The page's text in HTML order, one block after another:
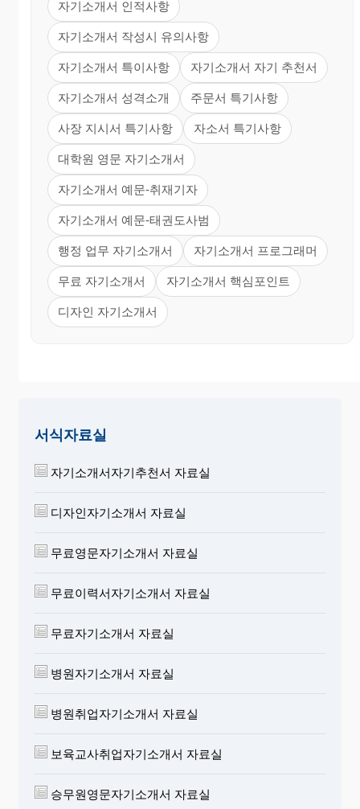
자기소개서 인적사항
자기소개서 작성시 유의사항
자기소개서 특이사항 자기소개서 자기 추천서
자기소개서 성격소개 주문서 특기사항
사장 지시서 특기사항 자소서 특기사항
대학원 영문 자기소개서
자기소개서 예문-취재기자
자기소개서 예문-태권도사범
행정 업무 자기소개서 자기소개서 프로그래머
무료 자기소개서 자기소개서 핵심포인트
디자인 자기소개서
서식자료실
자기소개서자기추천서 자료실
디자인자기소개서 자료실
무료영문자기소개서 자료실
무료이력서자기소개서 자료실
무료자기소개서 자료실
병원자기소개서 자료실
병원취업자기소개서 자료실
보육교사취업자기소개서 자료실
승무원영문자기소개서 자료실